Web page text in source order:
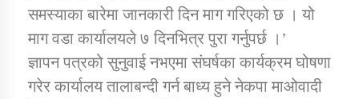
समस्याका बारेमा जानकारी दिन माग गरिएको छ । यो
माग वडा कार्यालयले ७ दिनभित्र पुरा गर्नुपर्छ ।’
ज्ञापन पत्रको सुनुवाई नभएमा संघर्षका कार्यक्रम घोषणा
गरेर कार्यालय तालाबन्दी गर्न बाध्य हुने नेकपा माओवादी